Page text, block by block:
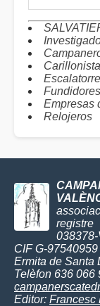
Empresas
Relojeros
038378-
CIF G-
Ermita de Santa
Telèfon 636 066
Editor: Francesc